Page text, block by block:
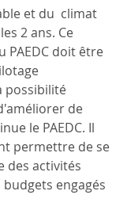
et du  climat
2 ans. Ce
PAEDC doit être
possibilité
de
le PAEDC. Il
permettre de se
des activités
budgets engagés